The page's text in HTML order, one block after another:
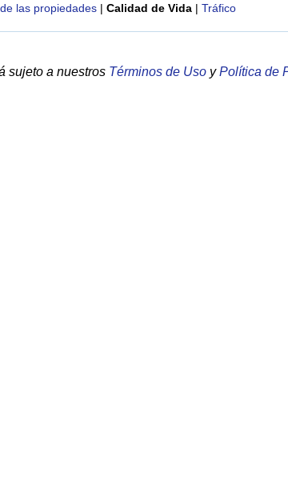
las propiedades | Calidad de Vida | Tráfico
sujeto a nuestros Términos de Uso yPolítica de